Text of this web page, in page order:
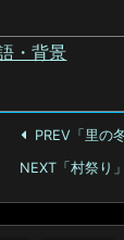
・背景
PREV「里の冬
NEXT「村祭り」